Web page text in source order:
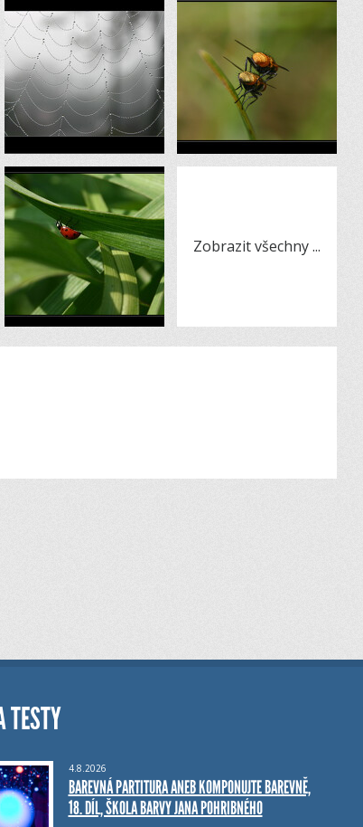
Zobrazit všechny...
TESTY
4.8.2026
BAREVNÁ PARTITURA ANEB KOMPONUJTE BAREVNĚ,
18. DÍL, ŠKOLA BARVY JANA POHRIBNÉHO